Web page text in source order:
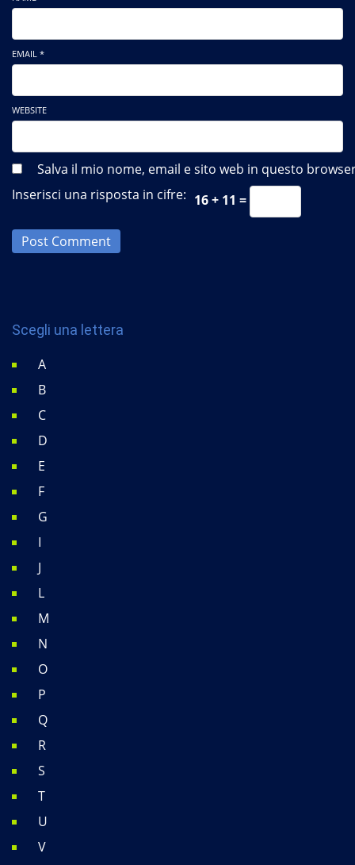
EMAIL *
WEBSITE
Salva il mio nome, email e sito web in questo
Inserisci una risposta in cifre: 16 + 11 =
Post Comment
Scegli una lettera
A
B
C
D
E
F
G
I
J
L
M
N
O
P
Q
R
S
T
U
V